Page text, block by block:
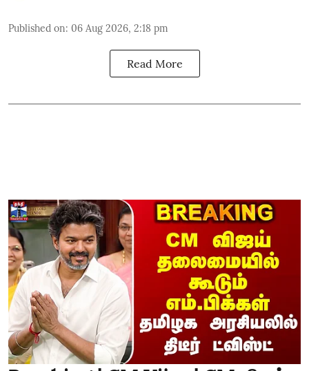
Published on: 06 Aug 2026, 2:18 pm
Read More